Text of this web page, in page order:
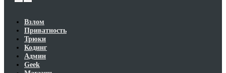
Взлом
Приватность
Трюки
Кодинг
Админ
Geek